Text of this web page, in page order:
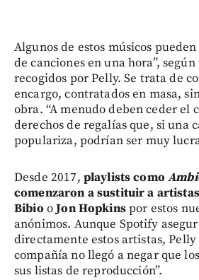
Algunos de estos músicos
de canciones en una hora”,
recogidos por Pelly. Se trata de
encargo, contratados en masa,
obra. “A menudo deben ceder el
derechos de regalías que, si una
populariza, podrían ser muy
Desde 2017, playlists como
comenzaron a sustituir a
Bibio oJon Hopkinspor estos
anónimos. Aunque Spotify
directamente estos artistas, Pelly
compañía no llegó a negar que
sus listas de reproducción”.